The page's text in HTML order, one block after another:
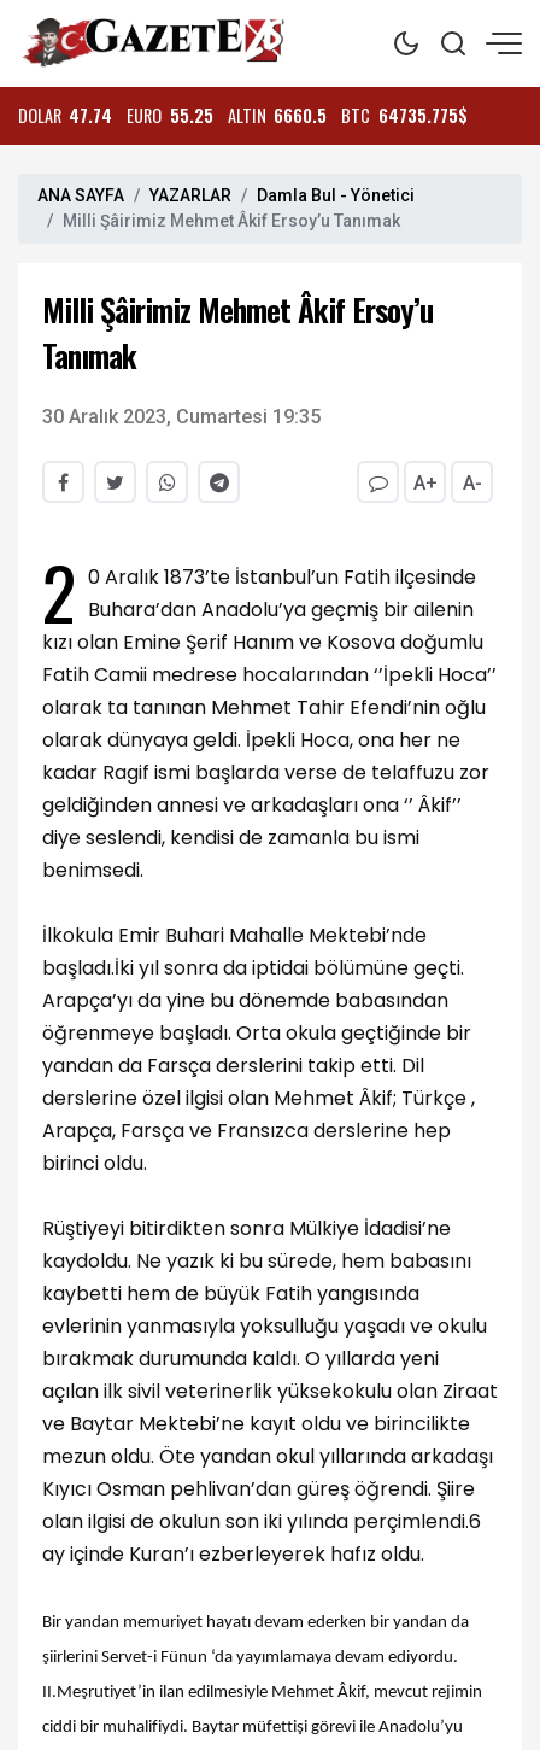
DOLAR 47.74 EURO 55.25 ALTIN 6660.5 BTC 64735.775$
ANA SAYFA YAZARLAR
Damla Bul - Yönetici
Milli Şâirimiz Mehmet Âkif Ersoy’u Tanımak
Milli Şâirimiz Mehmet Âkif Ersoy’u
Tanımak
30 Aralık 2023, Cumartesi 19:35
A+ A-
2 0 Aralık 1873’te İstanbul’un Fatih ilçesinde
Buhara’dan Anadolu’ya geçmiş bir ailenin
kızı olan Emine Şerif Hanım ve Kosova doğumlu
Fatih Camii medrese hocalarından ‘’İpekli Hoca’’
olarak ta tanınan Mehmet Tahir Efendi’nin oğlu
olarak dünyaya geldi. İpekli Hoca, ona her ne
kadar Ragif ismi başlarda verse de telaffuzu zor
geldiğinden annesi ve arkadaşları ona ‘’ Âkif’’
diye seslendi, kendisi de zamanla bu ismi
benimsedi.
İlkokula Emir Buhari Mahalle Mektebi’nde
başladı.İki yıl sonra da iptidai bölümüne geçti.
Arapça’yı da yine bu dönemde babasından
öğrenmeye başladı. Orta okula geçtiğinde bir
yandan da Farsça derslerini takip etti. Dil
derslerine özel ilgisi olan Mehmet Âkif; Türkçe ,
Arapça, Farsça ve Fransızca derslerine hep
birinci oldu.
Rüştiyeyi bitirdikten sonra Mülkiye İdadisi’ne
kaydoldu. Ne yazık ki bu sürede, hem babasını
kaybetti hem de büyük Fatih yangısında
evlerinin yanmasıyla yoksulluğu yaşadı ve okulu
bırakmak durumunda kaldı. O yıllarda yeni
açılan ilk sivil veterinerlik yüksekokulu olan Ziraat
ve Baytar Mektebi’ne kayıt oldu ve birincilikte
mezun oldu. Öte yandan okul yıllarında arkadaşı
Kıyıcı Osman pehlivan’dan güreş öğrendi. Şiire
olan ilgisi de okulun son iki yılında perçimlendi.6
ay içinde Kuran’ı ezberleyerek hafız oldu.
Bir yandan memuriyet hayatı devam ederken bir yandan da
şiirlerini Servet-i Fünun ‘da yayımlamaya devam ediyordu.
II.Meşrutiyet’in ilan edilmesiyle Mehmet Âkif, mevcut rejimin
ciddi bir muhalifiydi. Baytar müfettişi görevi ile Anadolu’yu